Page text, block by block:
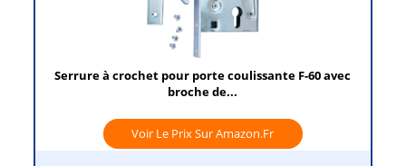
Serrure à crochet pour porte coulissante F-60 avec
broche de...
Voir Le Prix Sur Amazon.fr